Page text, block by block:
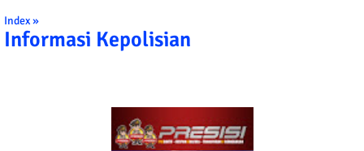
Index »
Informasi Kepolisian